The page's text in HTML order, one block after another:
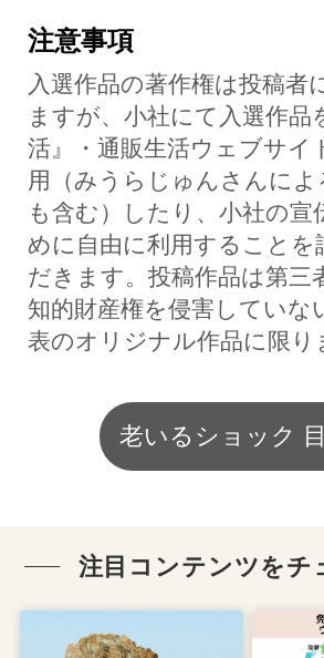
注意事項
入選作品の著作権は投稿者
ますが、小社にて入選作品
活』・通販生活ウェブサイ
用（みうらじゅんさんによ
も含む）したり、小社の宣
めに自由に利用することを
だきます。投稿作品は第三
知的財産権を侵害していな
表のオリジナル作品に限り
老いるショック
注目コンテンツをチ